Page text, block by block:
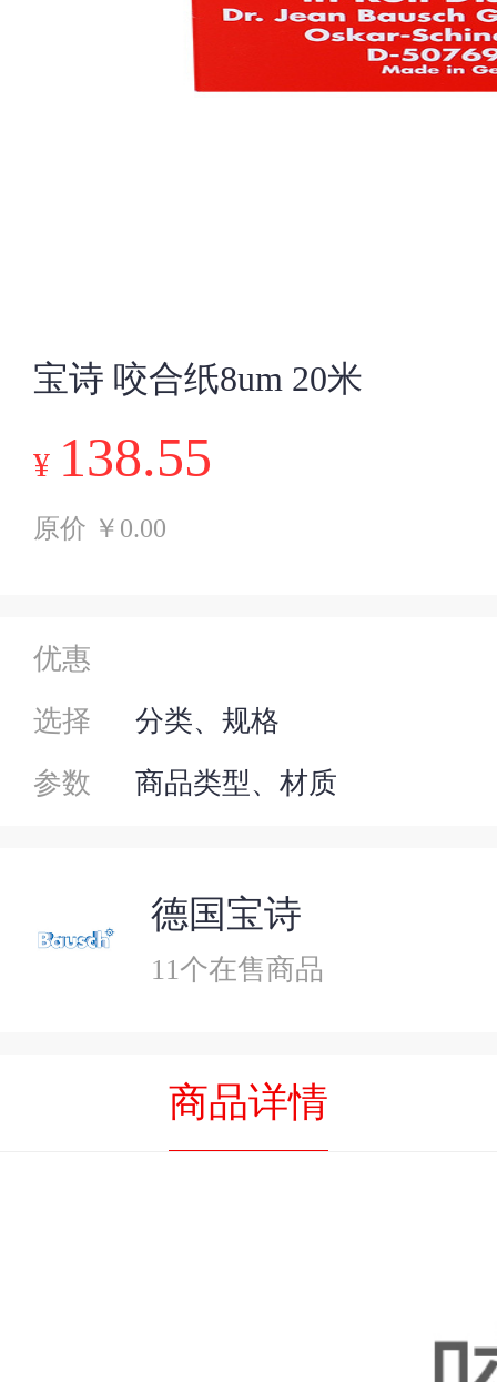
宝诗 咬合纸8um 20米
¥ 138.55
原价 ￥0.00
优惠
选择
分类、规格
参数
商品类型、材质
德国宝诗
11个在售商品
商品详情